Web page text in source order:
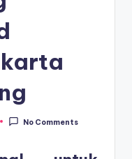
No Comments